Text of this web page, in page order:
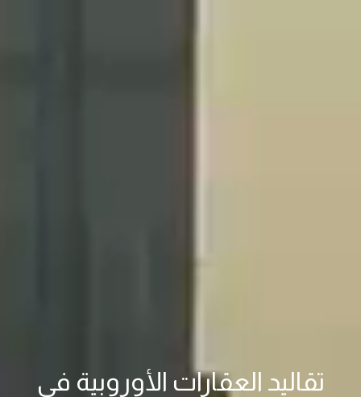
تقاليد العقارات الأوروبية في